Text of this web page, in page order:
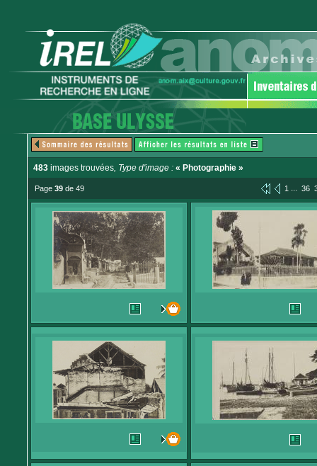
483 images trouvées, Type d'image : « Photographie »
Page 39 de 49 1 ... 36